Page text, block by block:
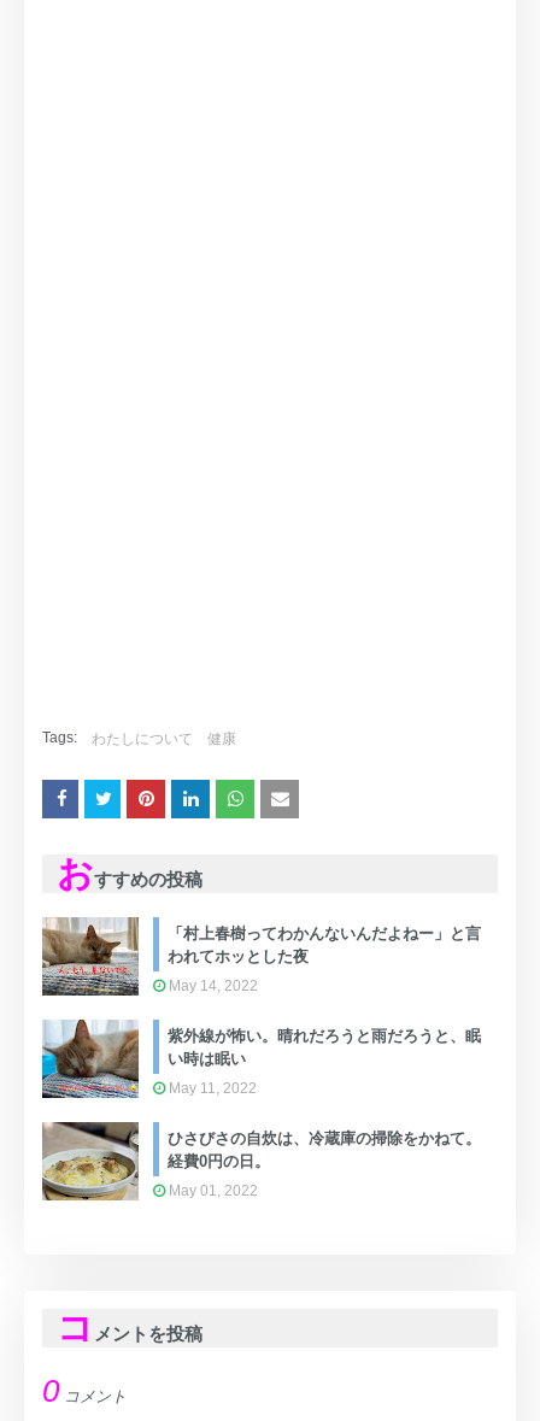
Tags: わたしについて 健康
おすすめの投稿
「村上春樹ってわかんないんだよねー」と言
われてホッとした夜
May 14, 2022
紫外線が怖い。晴れだろうと雨だろうと、眠
い時は眠い
May 11, 2022
ひさびさの自炊は、冷蔵庫の掃除をかねて。
経費0円の日。
May 01, 2022
コ メントを投稿
0 コメント